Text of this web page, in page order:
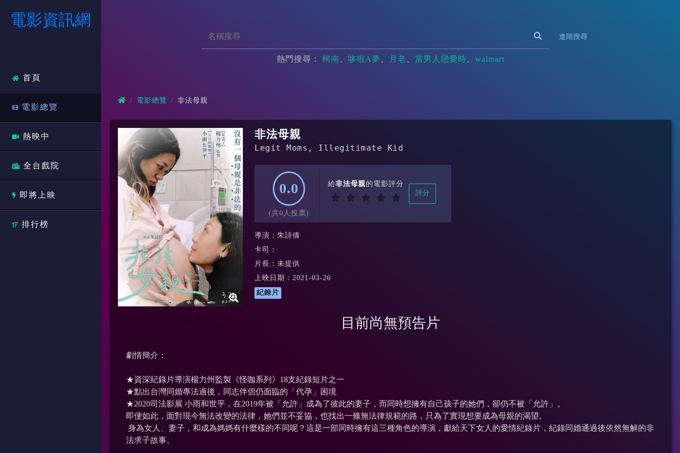
電影資訊網
首頁
電影總覽
熱映中
全台戲院
即將上映
排行榜
進階搜尋
熱門搜尋： 柯南 哆啦A夢 月老 當男人戀愛時 walmart
電影總覽 非法母親
非法母親
Legit Moms, Illegitimate Kid
0.0
(共0人投票)
給非法母親的電影評分
評分
導演：朱詩倩
卡司：
片長：未提供
上映日期：2021-03-26
紀錄片
目前尚無預告片
劇情簡介：
★資深紀錄片導演楊力州監製《怪咖系列》18支紀錄短片之一
★點出台灣同婚專法過後，同志伴侶仍面臨的「代孕」困境
★2020司法影展 小雨和世平，在2019年被「允許」成為了彼此的妻子，而同時想擁有自己孩子的她們，卻仍不被「允許」。
即便如此，面對現今無法改變的法律，她們並不妥協，也找出一條無法律規範的路，只為了實現想要成為母親的渴望。
身為女人、妻子，和成為媽媽有什麼樣的不同呢？這是一部同時擁有這三種角色的導演，獻給天下女人的愛情紀錄片，紀錄同婚通過後依然無解的非
法求子故事。